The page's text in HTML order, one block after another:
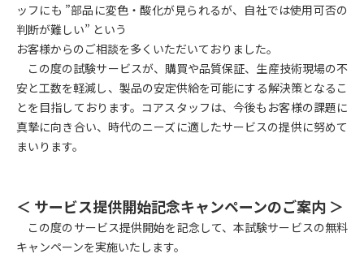
ッフにも ”部品に変色・酸化が見られるが、自社では使用可否の
判断が難しい” という
お客様からのご相談を多くいただいておりました。
この度の試験サービスが、購買や品質保証、生産技術現場の不
安と工数を軽減し、製品の安定供給を可能にする解決策となるこ
とを目指しております。コアスタッフは、今後もお客様の課題に
真摯に向き合い、時代のニーズに適したサービスの提供に努めて
まいります。
＜ サービス提供開始記念キャンペーンのご案内 ＞
この度のサービス提供開始を記念して、本試験サービスの無料
キャンペーンを実施いたします。